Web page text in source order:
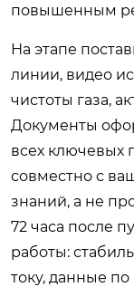
повышенным
На этапе
линии, видео
чистоты газа,
Документы
всех ключевых
совместно с
знаний, а не
72 часа после
работы:
току, данные